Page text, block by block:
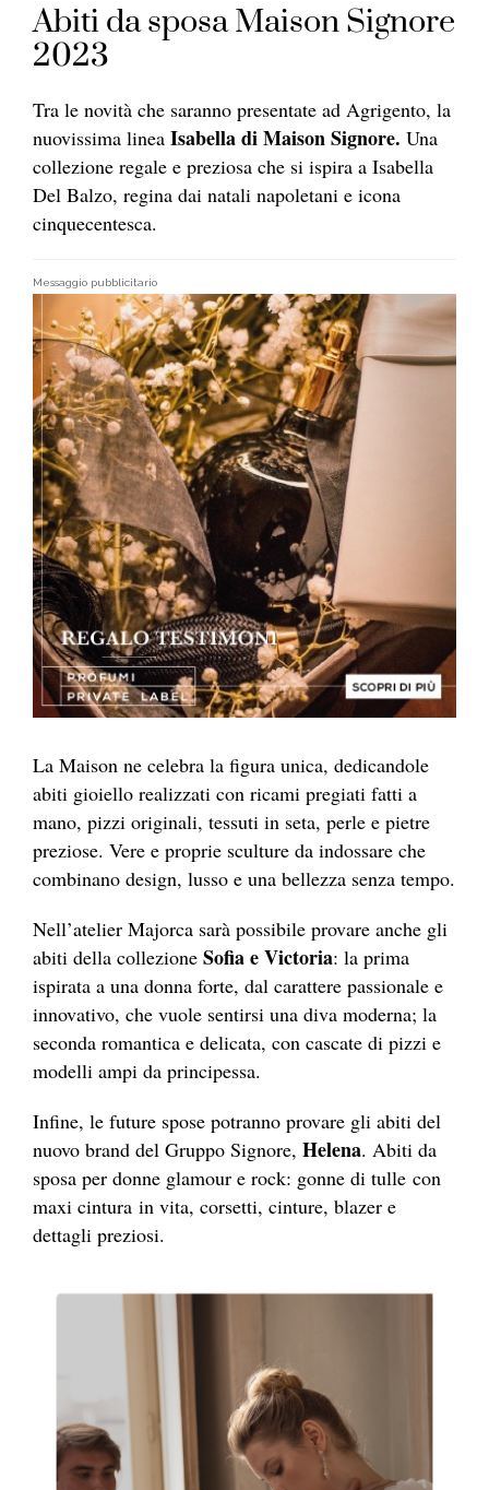
Abiti da sposa Maison Signore
2023
Tra le novità che saranno presentate ad Agrigento, la
nuovissima linea Isabella di Maison Signore. Una
collezione regale e preziosa che si ispira a Isabella
Del Balzo, regina dai natali napoletani e icona
cinquecentesca.
Messaggio pubblicitario
La Maison ne celebra la figura unica, dedicandole
abiti gioiello realizzati con ricami pregiati fatti a
mano, pizzi originali, tessuti in seta, perle e pietre
preziose. Vere e proprie sculture da indossare che
combinano design, lusso e una bellezza senza tempo.
Nell’atelier Majorca sarà possibile provare anche gli
abiti della collezione Sofia e Victoria: la prima
ispirata a una donna forte, dal carattere passionale e
innovativo, che vuole sentirsi una diva moderna; la
seconda romantica e delicata, con cascate di pizzi e
modelli ampi da principessa.
Infine, le future spose potranno provare gli abiti del
nuovo brand del Gruppo Signore, Helena. Abiti da
sposa per donne glamour e rock: gonne di tulle con
maxi cintura in vita, corsetti, cinture, blazer e
dettagli preziosi.